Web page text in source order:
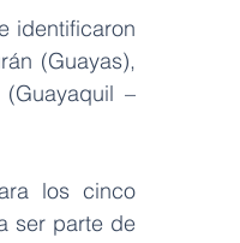
identificaron
(Guayas),
–
los cinco
ser parte de